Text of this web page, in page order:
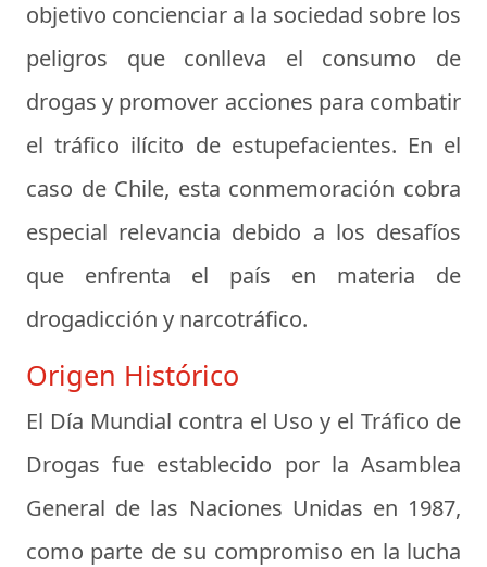
objetivo concienciar a la sociedad sobre los
peligros que conlleva el consumo de
drogas y promover acciones para combatir
el tráfico ilícito de estupefacientes. En el
caso de Chile, esta conmemoración cobra
especial relevancia debido a los desafíos
que enfrenta el país en materia de
drogadicción y narcotráfico.
Origen Histórico
El Día Mundial contra el Uso y el Tráfico de
Drogas fue establecido por la Asamblea
General de las Naciones Unidas en 1987,
como parte de su compromiso en la lucha